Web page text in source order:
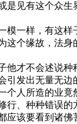
见有这个众
样，有这样
个缘故，法
不会述说种
发出无量无
人所造的业
、种种错误
该要看到诸